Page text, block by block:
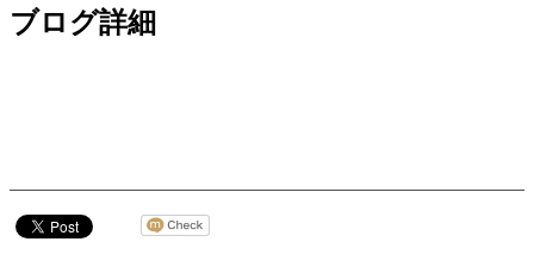
ブログ詳細